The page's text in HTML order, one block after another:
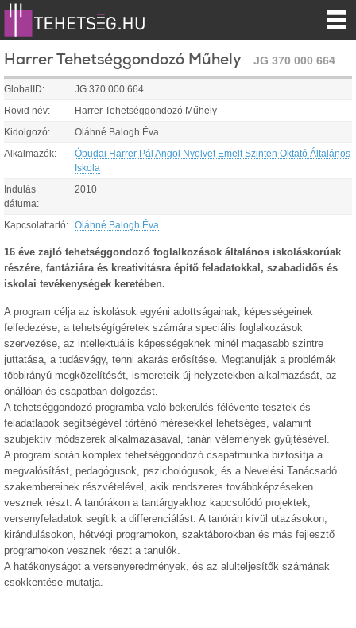
Harrer Tehetséggondozó Műhely JG 370 000 664
GlobalID: JG 370 000 664
Rövid név: Harrer Tehetséggondozó Műhely
Kidolgozó: Oláhné Balogh Éva
Alkalmazók:
Óbudai Harrer Pál Angol Nyelvet Emelt Szinten Oktató Általános
Iskola
Indulás
dátuma:
2010
Kapcsolattartó: Oláhné Balogh Éva
16 éve zajló tehetséggondozó foglalkozások általános iskoláskorúak
részére, fantáziára és kreativitásra építő feladatokkal, szabadidős és
iskolai tevékenységek keretében.
A program célja az iskolások egyéni adottságainak, képességeinek
felfedezése, a tehetségígéretek számára speciális foglalkozások
szervezése, az intellektuális képességeknek minél magasabb szintre
juttatása, a tudásvágy, tenni akarás erősítése. Megtanulják a problémák
többirányú megközelítését, ismereteik új helyzetekben alkalmazását, az
önállóan és csapatban dolgozást.
A tehetséggondozó programba való bekerülés félévente tesztek és
feladatlapok segítségével történő mérésekkel lehetséges, valamint
szubjektív módszerek alkalmazásával, tanári vélemények gyűjtésével.
A program során komplex tehetséggondozó csapatmunka biztosítja a
megvalósítást, pedagógusok, pszichológusok, és a Nevelési Tanácsadó
szakembereinek részvételével, akik rendszeres továbbképzéseken
vesznek részt. A tanórákon a tantárgyakhoz kapcsolódó projektek,
versenyfeladatok segítik a differenciálást. A tanórán kívül utazásokon,
kirándulásokon, hétvégi programokon, szaktáborokban és más fejlesztő
programokon vesznek részt a tanulók.
A hatékonyságot a versenyeredmények, és az alulteljesítők számának
csökkentése mutatja.